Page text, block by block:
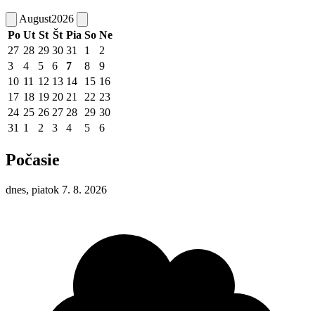
August2026
Po Ut St Št Pia So Ne
27 28 29 30 31 1
2
3
4 5 6 7 8
9
10 11 12 13 14 15 16
17 18 19 20 21 22 23
24 25 26 27 28 29 30
31 1 2 3 4 5 6
Počasie
dnes, piatok 7. 8. 2026